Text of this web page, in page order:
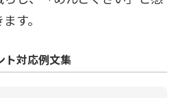
す。
ト対応例文集